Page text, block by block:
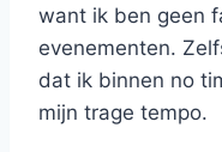
want ik ben geen
evenementen.
dat ik binnen no
mijn trage tempo.